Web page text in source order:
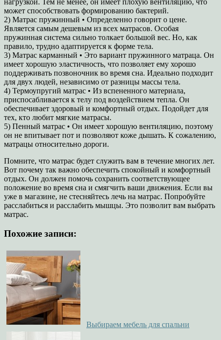
нагрузкой. Тем не менее, он имеет плохую вентиляцию, что
может способствовать формированию бактерий.
2) Матрас пружинный • Определенно говорит о цене.
Является самым дешевым из всех матрасов. Особая
пружинная система сильно толкает большой вес. Но, как
правило, трудно адаптируется к форме тела.
3) Матрас карманный • Это вариант пружинного матраца. Он
имеет хорошую эластичность, что позволяет ему хорошо
поддерживать позвоночник во время сна. Идеально подходит
для двух людей, независимо от разницы массы тела.
4) Термоупругий матрас • Из вспененного материала,
приспосабливается к телу под воздействием тепла. Он
обеспечивает здоровый и комфортный отдых. Подойдет для
тех, кто любит мягкие матрасы.
5) Пенный матрас • Он имеет хорошую вентиляцию, поэтому
он не впитывает пот и позволяют коже дышать. К сожалению,
матрацы относительно дороги.
Помните, что матрас будет служить вам в течение многих лет.
Вот почему так важно обеспечить спокойный и комфортный
отдых. Он должен помочь сохранить соответствующее
положение во время сна и смягчить ваши движения. Если вы
уже в магазине, не стесняйтесь лечь на матрас. Попробуйте
расслабиться и расслабить мышцы. Это позволит вам выбрать
матрас.
Похожие записи:
Выбираем мебель для спальни